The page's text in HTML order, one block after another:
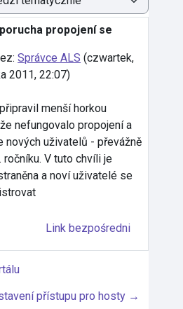
propojení se
Správce ALS (czwartek,
2011, 22:07)
0
menší horkou
nefungovalo propojení a
nových uživatelů - převážně
ročníku. V tuto chvíli je
a noví uživatelé se
Link bezpośredni
přístupu pro hosty →